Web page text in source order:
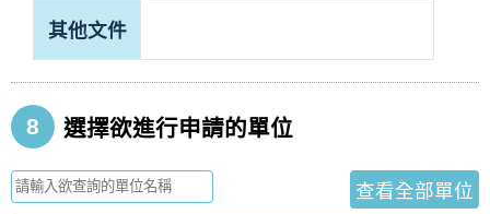
其他文件
8 選擇欲進行申請的單位
查看全部單位